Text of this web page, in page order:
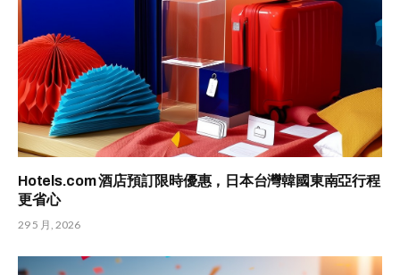
Hotels.com 酒店預訂限時優惠，日本台灣韓國東南亞行程
更省心
29 5 月, 2026